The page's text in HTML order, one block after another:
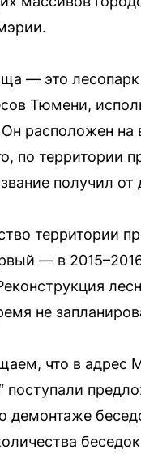
— это лесопарк
Тюмени,
расположен на
по территории
получил от
территории
— в
не
что в адрес
поступали
демонтаже